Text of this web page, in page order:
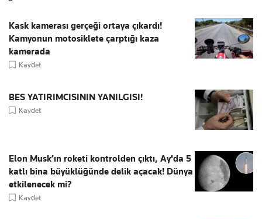
Kask kamerası gerçeği ortaya çıkardı!
Kamyonun motosiklete çarptığı kaza
kamerada
Kaydet
BES YATIRIMCISININ YANILGISI!
Kaydet
Elon Musk’ın roketi kontrolden çıktı, Ay'da 5
katlı bina büyüklüğünde delik açacak! Dünya
etkilenecek mi?
Kaydet